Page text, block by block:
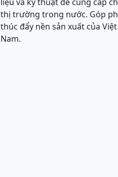
thị trường trong nước. Góp
thúc đẩy nền sản xuất của Việt
Nam.